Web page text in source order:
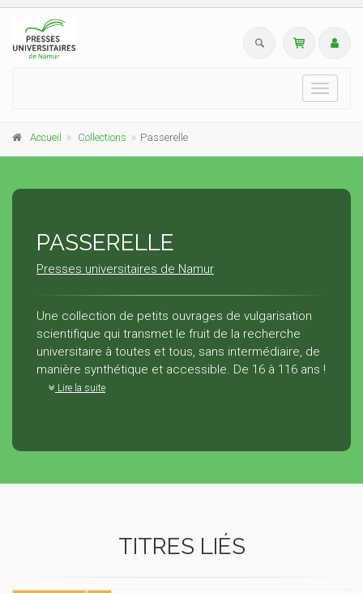
Toggle
Accueil Collections Passerelle
PASSERELLE
Presses universitaires de Namur
Une collection de petits ouvrages de vulgarisation
scientifique qui transmet le fruit de la recherche
universitaire à toutes et tous, sans intermédiaire, de
manière synthétique et accessible. De 16 à 116 ans !
Lire la suite
TITRES LIÉS